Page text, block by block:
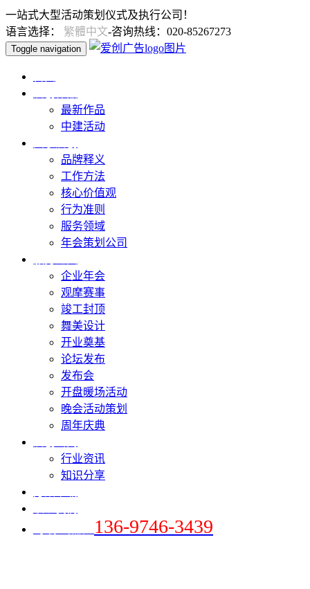
一站式大型活动策划仪式及执行公司！
语言选择： 繁體中文-咨询热线：020-85267273
Toggle navigation
最新作品
中建活动
品牌释义
工作方法
核心价值观
行为准则
服务领域
年会策划公司
企业年会
观摩赛事
竣工封顶
舞美设计
开业奠基
论坛发布
发布会
开盘暖场活动
晚会活动策划
周年庆典
行业资讯
知识分享
136-9746-3439